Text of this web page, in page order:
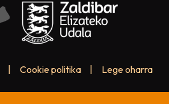
Cookie politika Lege oharra